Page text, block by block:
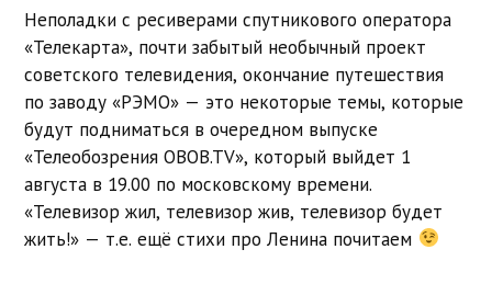
Неполадки с ресиверами спутникового оператора
«Телекарта», почти забытый необычный проект
советского телевидения, окончание путешествия
по заводу «РЭМО» — это некоторые темы, которые
будут подниматься в очередном выпуске
«Телеобозрения OBOB.TV», который выйдет 1
августа в 19.00 по московскому времени.
«Телевизор жил, телевизор жив, телевизор будет
жить!» — т.е. ещё стихи про Ленина почитаем